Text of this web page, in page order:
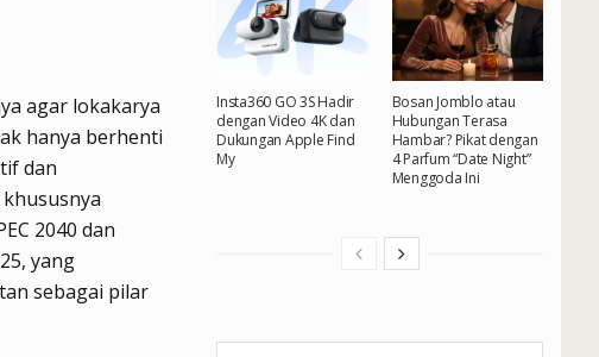
agar lokakarya
hanya berhenti
dan
2040 dan
yang
sebagai pilar
Insta360 GO 3S Hadir
dengan Video 4K dan
Dukungan Apple Find
My
Bosan Jomblo atau
Hubungan Terasa
Hambar? Pikat dengan
4 Parfum “Date Night”
Menggoda Ini